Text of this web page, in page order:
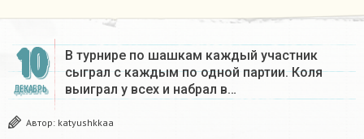
10
ДЕКАБРЬ
В турнире по шашкам каждый участник
сыграл с каждым по одной партии. Коля
выиграл у всех и набрал в…
Автор: katyushkkaa